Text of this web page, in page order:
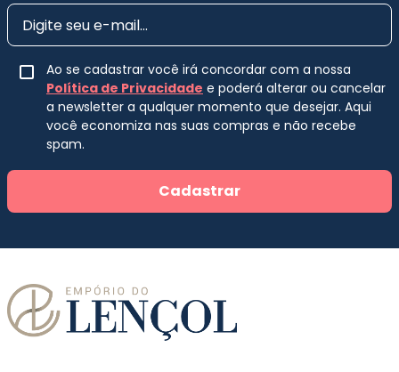
Ao se cadastrar você irá concordar com a nossa
Política de Privacidade e poderá alterar ou cancelar
a newsletter a qualquer momento que desejar. Aqui
você economiza nas suas compras e não recebe
spam.
Cadastrar